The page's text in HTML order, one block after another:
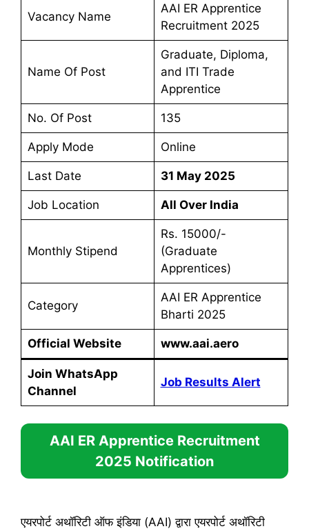
Vacancy Name
AAI ER Apprentice
Recruitment 2025
Name Of Post
Graduate, Diploma,
and ITI Trade
Apprentice
No. Of Post 135
Apply Mode Online
Last Date 31 May 2025
Job Location All Over India
Monthly Stipend
Rs. 15000/-
(Graduate
Apprentices)
Category
AAI ER Apprentice
Bharti 2025
Official Website www.aai.aero
Join WhatsApp
Channel
Job Results Alert
AAI ER Apprentice Recruitment
2025 Notification
एयरपोर्ट अथॉरिटी ऑफ इंडिया (AAI) द्वारा एयरपोर्ट अथॉरिटी